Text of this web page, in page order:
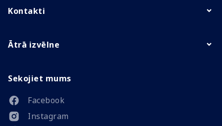
Kontakti
Ātrā izvēlne
Sekojiet mums
Facebook
Instagram